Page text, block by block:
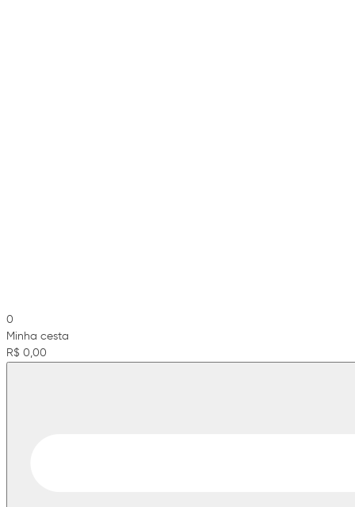
0
Minha cesta
R$ 0,00